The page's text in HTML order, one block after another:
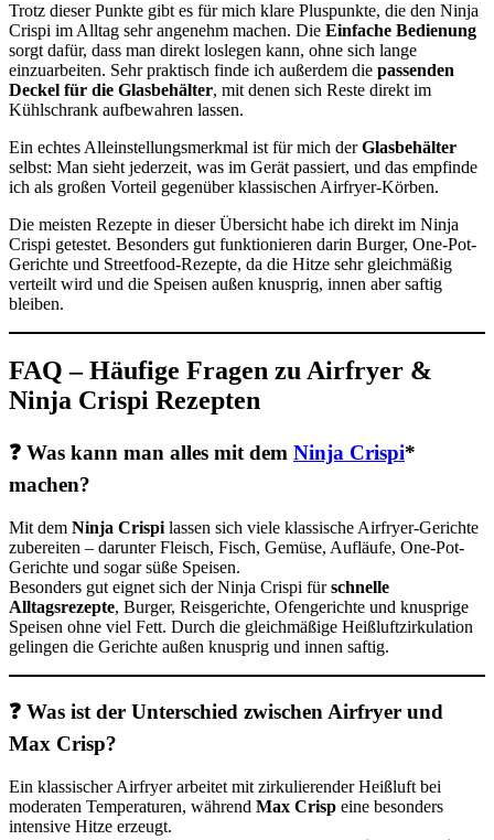
Trotz dieser Punkte gibt es für mich klare Pluspunkte, die den Ninja
Crispi im Alltag sehr angenehm machen. Die Einfache Bedienung
sorgt dafür, dass man direkt loslegen kann, ohne sich lange
einzuarbeiten. Sehr praktisch finde ich außerdem die passenden
Deckel für die Glasbehälter, mit denen sich Reste direkt im
Kühlschrank aufbewahren lassen.
Ein echtes Alleinstellungsmerkmal ist für mich derGlasbehälter
selbst: Man sieht jederzeit, was im Gerät passiert, und das empfinde
ich als großen Vorteil gegenüber klassischen Airfryer-Körben.
Die meisten Rezepte in dieser Übersicht habe ich direkt im Ninja
Crispi getestet. Besonders gut funktionieren darin Burger, One-Pot-
Gerichte und Streetfood-Rezepte, da die Hitze sehr gleichmäßig
verteilt wird und die Speisen außen knusprig, innen aber saftig
bleiben.
FAQ – Häufige Fragen zu Airfryer &
Ninja Crispi Rezepten
❓ Was kann man alles mit dem Ninja Crispi*
machen?
Mit dem Ninja Crispi lassen sich viele klassische Airfryer-Gerichte
zubereiten – darunter Fleisch, Fisch, Gemüse, Aufläufe, One-Pot-
Gerichte und sogar süße Speisen.
Besonders gut eignet sich der Ninja Crispi fürschnelle
Alltagsrezepte, Burger, Reisgerichte, Ofengerichte und knusprige
Speisen ohne viel Fett. Durch die gleichmäßige Heißluftzirkulation
gelingen die Gerichte außen knusprig und innen saftig.
❓ Was ist der Unterschied zwischen Airfryer und
Max Crisp?
Ein klassischer Airfryer arbeitet mit zirkulierender Heißluft bei
moderaten Temperaturen, während Max Crisp eine besonders
intensive Hitze erzeugt.